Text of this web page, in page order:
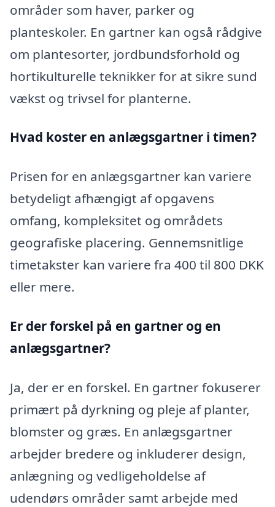
områder som haver, parker og
planteskoler. En gartner kan også rådgive
om plantesorter, jordbundsforhold og
hortikulturelle teknikker for at sikre sund
vækst og trivsel for planterne.
Hvad koster en anlægsgartner i timen?
Prisen for en anlægsgartner kan variere
betydeligt afhængigt af opgavens
omfang, kompleksitet og områdets
geografiske placering. Gennemsnitlige
timetakster kan variere fra 400 til 800 DKK
eller mere.
Er der forskel på en gartner og en
anlægsgartner?
Ja, der er en forskel. En gartner fokuserer
primært på dyrkning og pleje af planter,
blomster og græs. En anlægsgartner
arbejder bredere og inkluderer design,
anlægning og vedligeholdelse af
udendørs områder samt arbejde med